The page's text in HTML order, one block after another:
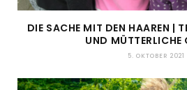
DIE SACHE MIT DEN HAAREN |
UND MÜTTERLICHE
5. OKTOBER 2021